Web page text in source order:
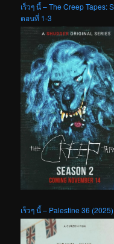
เร็วๆ นี้ – The Creep Tapes:
ตอนที่ 1-3
เร็วๆ นี้ – Palestine 36 (2025)